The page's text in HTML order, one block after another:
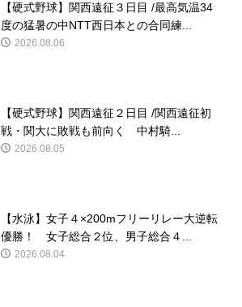
【硬式野球】関西遠征３日目 /最高気温34
度の猛暑の中NTT西日本との合同練...
2026.08.06
【硬式野球】関西遠征２日目 /関西遠征初
戦・関大に敗戦も前向く 中村騎...
2026.08.05
【水泳】女子４×200mフリーリレー大逆転
優勝！ 女子総合２位、男子総合４...
2026.08.04